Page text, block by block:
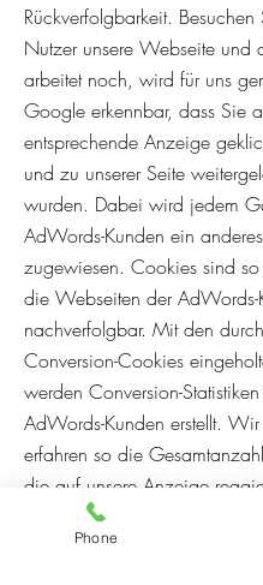
Rückverfolgbarkeit. Besuchen
Nutzer unsere Webseite und
arbeitet noch, wird für uns
Google erkennbar, dass Sie
entsprechende Anzeige
und zu unserer Seite
wurden. Dabei wird jedem
AdWords-Kunden ein
zugewiesen. Cookies sind
die Webseiten der AdWords-
nachverfolgbar. Mit den durch
Conversion-Cookies
werden Conversion-
AdWords-Kunden erstellt.
erfahren so die
die auf unsere Anzeige
und dann zu einer Webseite
wurden, die mit einem
Phone